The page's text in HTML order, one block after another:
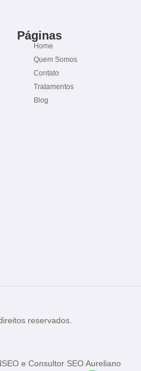
Páginas
Home
Quem Somos
Contato
Tratamentos
Blog
reservados.
e Consultor SEO Aureliano